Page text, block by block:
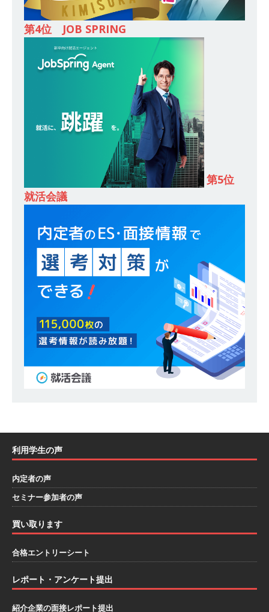
内昇進率91％ ｜ IT社会の今まさに求められてい
るベンチャー企業 ｜ 新卒2年目で1,000万円越え
目指せる!! ｜ データX
[ 2026年5月13日 ] 【 28卒 ｜ 仕事の全容を知れ
るオープンカンパニー 】 大林グループ ｜ 全国規
模の重要施設の建設に携わるサブコン ｜ 環境保
全や脱炭素社会の実現にも貢献 ｜ 初任給28万
+各手当 ｜ 年間休日125日 ｜ オーク設備工業
体育会積極採用企業
[ 2026年5月13日 ] 【 28卒 ｜ 建築プロセスの一
｜ 四国・関東エリアで圧倒的な存在感を誇る総
合建設会社（ゼネコン） ｜ 充実の福利厚生・資
格手当・資格取得支援制度あり ｜ 年間休日123
日 ｜ 創立以来74年間黒字経営 ｜ 合田工務店
[ 2026年5月12日 ]
【 28卒 ｜ 愛知勤務・転勤な
し 】 自動車生産に欠かせない部品を独自のノウ
ハウで素材から生産まで国内で唯一一貫生産する
ルテック
体育会積極採用企業
り ｜ 年間休日127日・完全週休2日制 ｜ 創業87
[ 2026年5月10日 ]
第4位 JOB SPRING
第5位
就活会議
利用学生の声
内定者の声
セミナー参加者の声
買い取ります
合格エントリーシート
レポート・アンケート提出
紹介企業の面接レポート提出